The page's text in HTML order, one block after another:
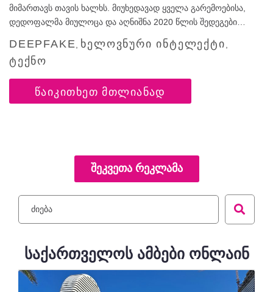
მიმართავს თავის ხალხს. მიუხედავად ყველა გარემოებისა,
დედოფალმა მიულოცა და აღნიშნა 2020 წლის შედეგები…
DEEPFAKE, ᲮᲔᲚᲝᲕᲜᲣᲠᲘ ᲘᲜᲢᲔᲚᲔᲥᲢᲘ,
ᲢᲔᲥᲜᲝ
ᲬᲐᲘᲙᲘᲗᲮᲔᲗ ᲛᲗᲚᲘᲐᲜᲐᲓ
ᲨᲔᲙᲕᲔᲗᲐ ᲠᲔᲙᲚᲐᲛᲐ
საქართველოს ამბები ონლაინ